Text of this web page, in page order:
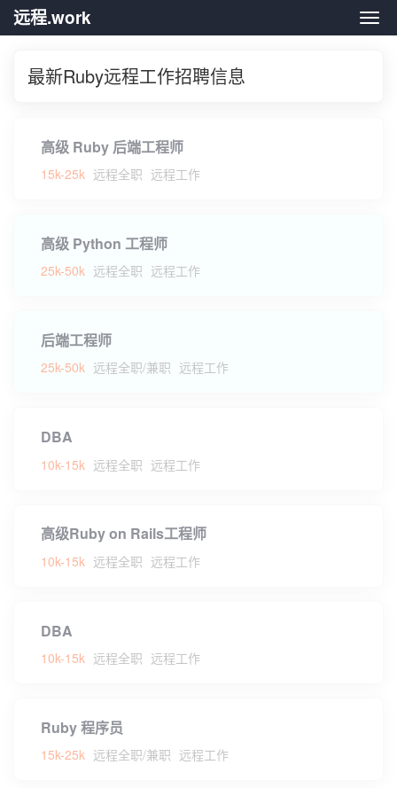
远
远程.work
最新Ruby远程工作招聘信息
高级 Ruby 后端工程师
15k-25k 远程全职 远程工作
高级 Python 工程师
25k-50k 远程全职 远程工作
后端工程师
25k-50k 远程全职/兼职 远程工作
DBA
10k-15k 远程全职 远程工作
高级Ruby on Rails工程师
10k-15k 远程全职 远程工作
DBA
10k-15k 远程全职 远程工作
Ruby 程序员
15k-25k 远程全职/兼职 远程工作